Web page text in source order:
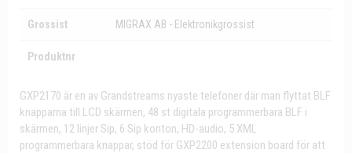
Grossist MIGRAX AB - Elektronikgrossist
Produktnr
GXP2170 är en av Grandstreams nyaste telefoner där man flyttat BLF
knapparna till LCD skärmen, 48 st digitala programmerbara BLF i
skärmen, 12 linjer Sip, 6 Sip konton, HD-audio, 5 XML
programmerbara knappar, stöd för GXP2200 extension board för att